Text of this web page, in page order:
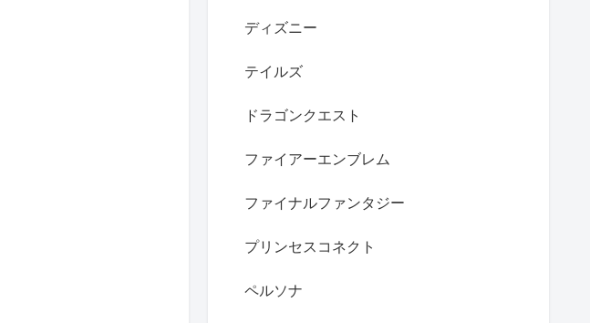
ディズニー
テイルズ
ドラゴンクエスト
ファイアーエンブレム
ファイナルファンタジー
プリンセスコネクト
ペルソナ